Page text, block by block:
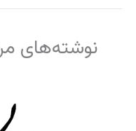
نوشته‌های